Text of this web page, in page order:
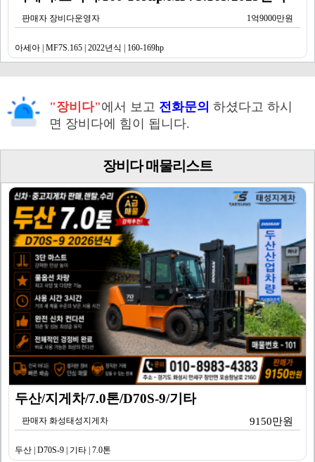
판매자 장비다운영자 1억9000만원
아세아 | MF7S.165 | 2022년식 | 160-169hp
"장비다"에서 보고 전화문의 하셨다고 하시
면 장비다에 힘이 됩니다.
장비다 매물리스트
두산/지게차/7.0톤/D70S-9/기타
판매자 화성태성지게차 9150만원
두산 | D70S-9 | 기타 | 7.0톤